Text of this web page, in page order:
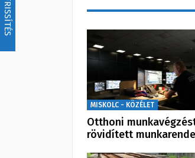
FRISSÍTÉS
MISKOLC - KÖZÉLET
Otthoni
rövidített